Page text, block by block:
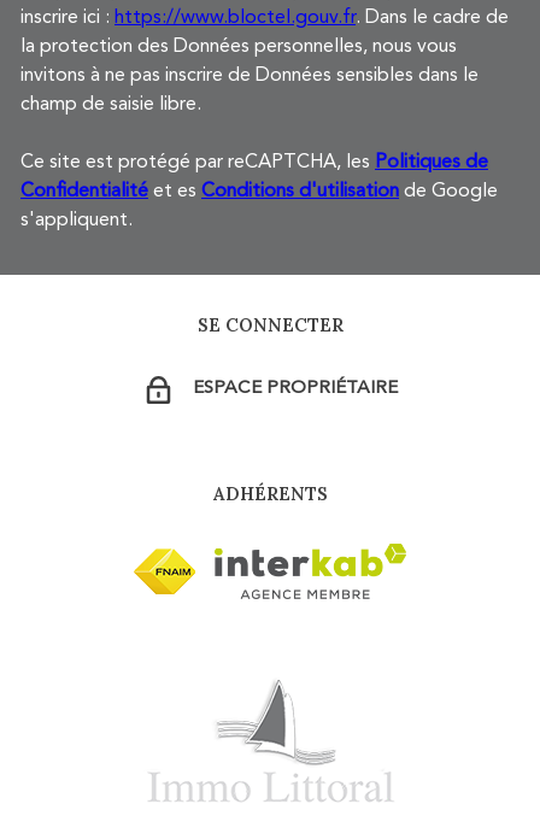
inscrire ici : https://www.bloctel.gouv.fr. Dans le cadre de
la protection des Données personnelles, nous vous
invitons à ne pas inscrire de Données sensibles dans le
champ de saisie libre.
Ce site est protégé par reCAPTCHA, les Politiques de
Confidentialité et es Conditions d'utilisation de Google
s'appliquent.
SE CONNECTER
ESPACE PROPRIÉTAIRE
ADHÉRENTS